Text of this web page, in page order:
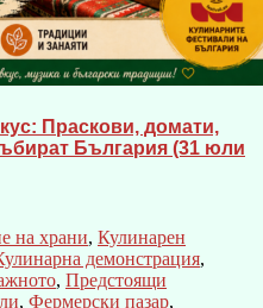
Праскови, домати,
България (31 юли
на храни, Кулинарен
демонстрация,
, Предстоящи
, Фермерски пазар,